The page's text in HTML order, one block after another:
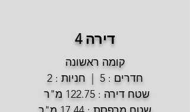
דירה 4
קומה ראשונה
חדרים : 5 | חניות : 2
שטח דירה : 122.75 מ"ר